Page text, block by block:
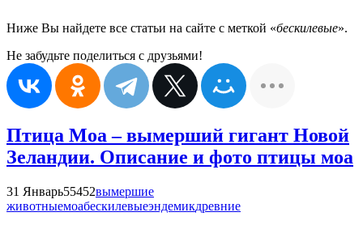
Ниже Вы найдете все статьи на сайте с меткой «бескилевые».
Не забудьте поделиться с друзьями!
Птица Моа – вымерший гигант Новой
Зеландии. Описание и фото птицы моа
31 Январь55452вымершие
животныемоабескилевыеэндемикдревние